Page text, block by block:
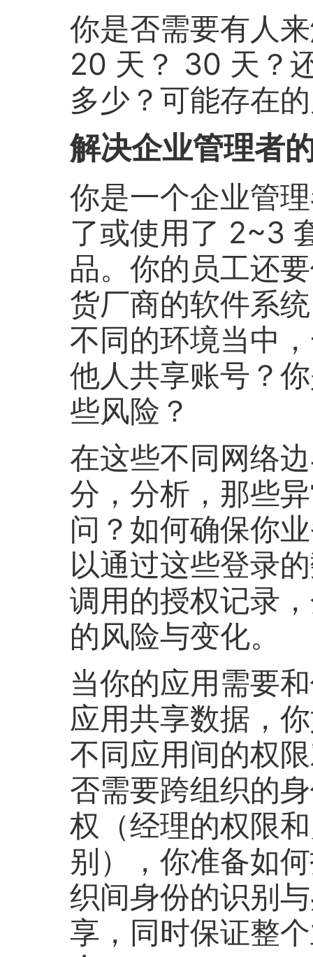
你是否需要有人
20 天？ 30 天？
多少？可能存在
解决企业管理者
你是一个企业管
了或使用了 2~3
品。你的员工还
货厂商的软件系
不同的环境当中
他人共享账号？
些风险？
在这些不同网络
分，分析，那些
问？如何确保你
以通过这些登录
调用的授权记录
的风险与变化。
当你的应用需要
应用共享数据，
不同应用间的权
否需要跨组织的
权（经理的权限
别），你准备如
织间身份的识别
享，同时保证整